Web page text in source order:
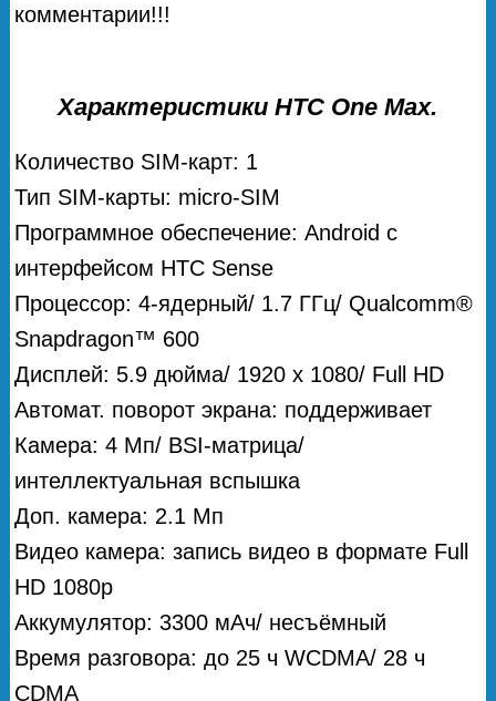
комментарии!!!
Характеристики HTC One Max.
Количество SIM-карт: 1
Тип SIM-карты: micro-SIM
Программное обеспечение: Android с
интерфейсом HTC Sense
Процессор: 4-ядерный/ 1.7 ГГц/ Qualcomm®
Snapdragon™ 600
Дисплей: 5.9 дюйма/ 1920 x 1080/ Full HD
Автомат. поворот экрана: поддерживает
Камера: 4 Мп/ BSI-матрица/
интеллектуальная вспышка
Доп. камера: 2.1 Мп
Видео камера: запись видео в формате Full
HD 1080p
Аккумулятор: 3300 мАч/ несъёмный
Время разговора: до 25 ч WCDMA/ 28 ч
CDMA